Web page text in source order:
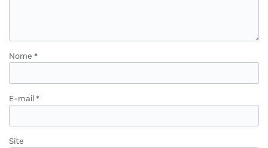
Nome *
E-mail *
Site